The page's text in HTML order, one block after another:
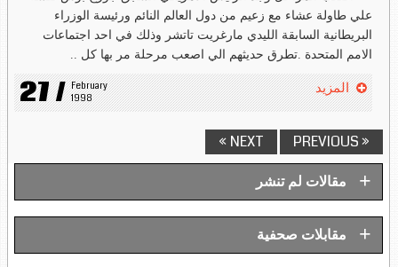
علي طاولة عشاء مع زعيم من دول العالم النائم ورئيسة الوزراء
البريطانية السابقة الليدي مارغريت تاتشر وذلك في احد اجتماعات
الامم المتحدة .تطرق حديثهم الي اصعب مرحلة مر بها كل ..
27 / February
1998
المزيد
« PREVIOUS
NEXT »
مقالات لم تنشر +
مقابلات صحفية +